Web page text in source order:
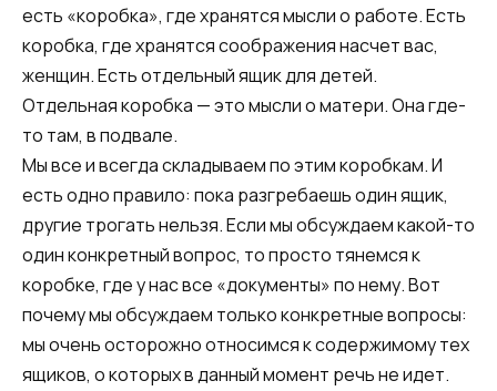
есть «коробка», где хранятся мысли о работе. Есть
коробка, где хранятся соображения насчет вас,
женщин. Есть отдельный ящик для детей.
Отдельная коробка — это мысли о матери. Она где-
то там, в подвале.
Мы все и всегда складываем по этим коробкам. И
есть одно правило: пока разгребаешь один ящик,
другие трогать нельзя. Если мы обсуждаем какой-то
один конкретный вопрос, то просто тянемся к
коробке, где у нас все «документы» по нему. Вот
почему мы обсуждаем только конкретные вопросы:
мы очень осторожно относимся к содержимому тех
ящиков, о которых в данный момент речь не идет.